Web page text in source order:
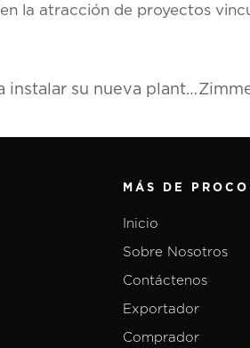
la atracción de proyectos
Penumbra, Inc. elige a Costa Rica para instalar su nueva planta de manufactura
MÁS DE
Inicio
Sobre Nosotros
Contáctenos
Exportador
Comprador